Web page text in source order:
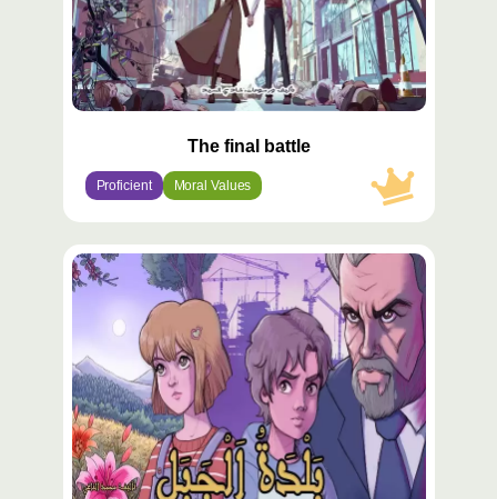
The final battle
Proficient Moral Values
محتوى
مميّز